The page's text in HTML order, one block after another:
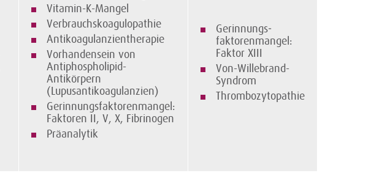
Vitamin-K-Mangel
Verbrauchskoagulopathie
Antikoagulanzientherapie
Vorhandensein von
Antiphospholipid-
Antikörpern
(Lupusantikoagulanzien)
Gerinnungsfaktorenmangel:
Faktoren II, V, X, Fibrinogen
Präanalytik
Gerinnungs­
faktorenmangel:
Faktor XIII
Von-Willebrand-
Syndrom
Thrombozytopathie